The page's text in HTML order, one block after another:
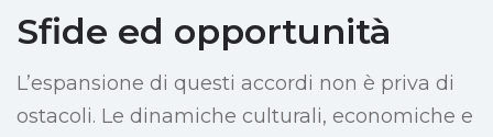
Sfide ed opportunità
L’espansione di questi accordi non è priva di
ostacoli. Le dinamiche culturali, economiche e